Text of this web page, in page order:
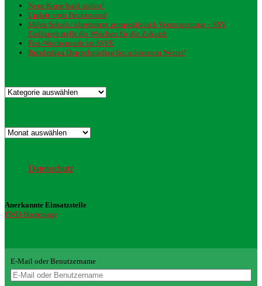
Neue Kurse bald online!
Update vom Beckenrand
Milos Sekulic übernimmt perspektivisch Verantwortung – SSV
Esslingen stellt die Weichen für die Zukunft
Fest-Wochenende im SSVE
Bundesliga Doppelspieltag bei schönstem Wetter!
Kategorien
Archiv
Datenschutz
Anerkannte Einsatzstelle
FWD-Homepage
E-Mail oder Benutzername